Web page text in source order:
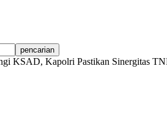
KSAD, Kapolri Pastikan Sinergitas